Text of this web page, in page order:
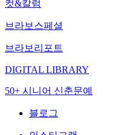
컷&칼럼
브라보스페셜
브라보리포트
DIGITAL LIBRARY
50+ 시니어 신춘문예
블로그